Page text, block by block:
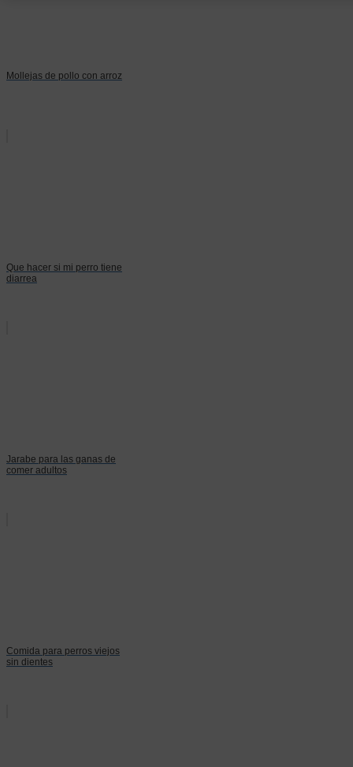
Mollejas de pollo con arroz
Que hacer si mi perro tiene
diarrea
Jarabe para las ganas de
comer adultos
Comida para perros viejos
sin dientes